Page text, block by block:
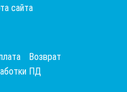
сайта
Возврат
ПД